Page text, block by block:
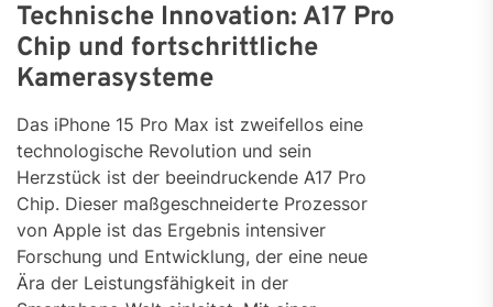
Technische Innovation: A17 Pro
Chip und fortschrittliche
Kamerasysteme
Das iPhone 15 Pro Max ist zweifellos eine
technologische Revolution und sein
Herzstück ist der beeindruckende A17 Pro
Chip. Dieser maßgeschneiderte Prozessor
von Apple ist das Ergebnis intensiver
Forschung und Entwicklung, der eine neue
Ära der Leistungsfähigkeit in der